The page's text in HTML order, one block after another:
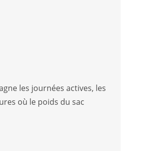
les journées actives, les
où le poids du sac